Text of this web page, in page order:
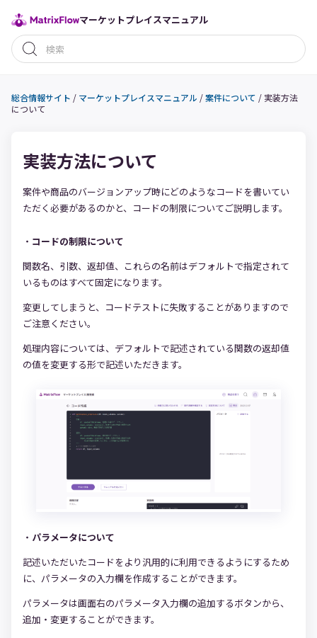
マーケットプレイスマニュアル
総合情報サイト / マーケットプレイスマニュアル /案件について / 実装方法
について
実装方法について
案件や商品のバージョンアップ時にどのようなコードを書いてい
ただく必要があるのかと、コードの制限についてご説明します。
・ コードの制限について
関数名、引数、返却値、これらの名前はデフォルトで指定されて
いるものはすべて固定になります。
変更してしまうと、コードテストに失敗することがありますので
ご注意ください。
処理内容については、デフォルトで記述されている関数の返却値
の値を変更する形で記述いただきます。
・ パラメータについて
記述いただいたコードをより汎用的に利用できるようにするため
に、パラメータの入力欄を作成することができます。
パラメータは画面右のパラメータ入力欄の追加するボタンから、
追加・変更することができます。